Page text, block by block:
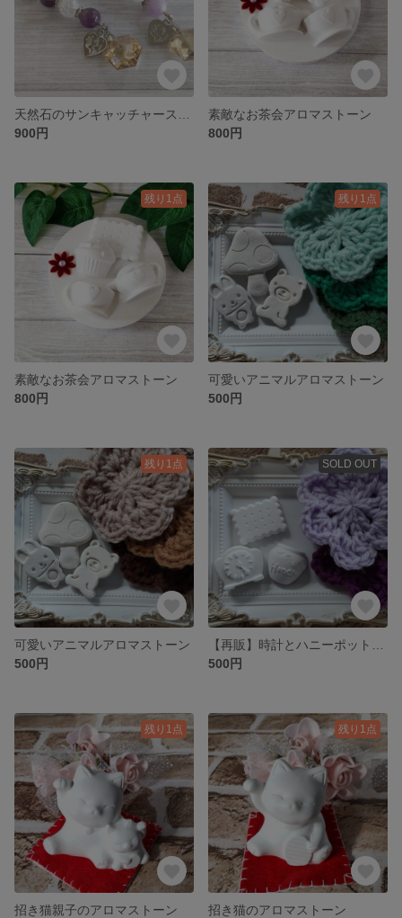
900円
素敵なお茶会アロマストーン
800円
残り1点
素敵なお茶会アロマストーン
800円
残り1点
可愛いアニマルアロマストーン
500円
残り1点
可愛いアニマルアロマストーン
500円
SOLD OUT
500円
残り1点
招き猫親子のアロマストーン
残り1点
招き猫のアロマストーン